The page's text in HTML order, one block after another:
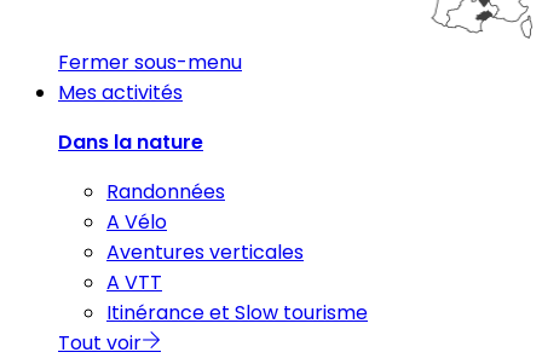
Fermer sous-menu
Mes activités
Dans la nature
Randonnées
A Vélo
Aventures verticales
A VTT
Itinérance et Slow tourisme
Tout voir